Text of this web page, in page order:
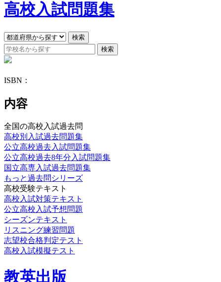
高校入試問題集
ISBN：
内容
全国の高校入試過去問
高校別入試過去問題集
公立高校過去入試問題集
公立高校過去8年分入試問題集
国立高専入試過去問題集
もっと過去問シリーズ
高校受験テキスト
高校入試対策テキスト
公立高校入試予想問題
シーズンテキスト
リスニング練習問題
志望校合格判定テスト
高校入試模擬テスト
教英出版